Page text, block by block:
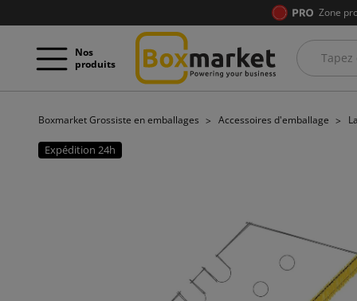
Zone
Nos
produits
Boxmarket Grossiste en emballages Accessoires d'emballage
Expédition 24h